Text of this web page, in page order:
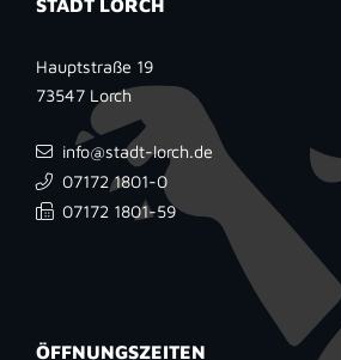
STADT LORCH
Hauptstraße 19
73547 Lorch
info@stadt-lorch.de
07172 1801-0
07172 1801-59
ÖFFNUNGSZEITEN